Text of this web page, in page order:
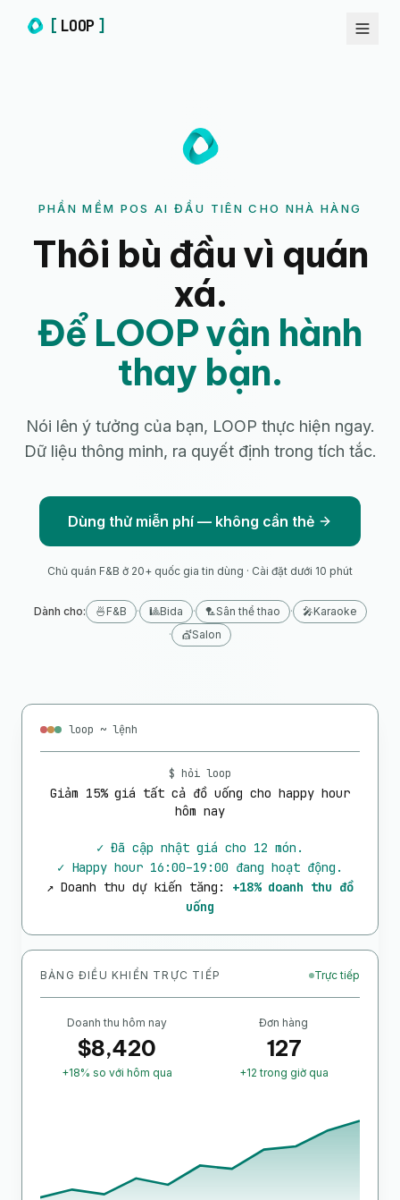
[ LOOP ]
PHẦN MỀM POS AI ĐẦU TIÊN CHO NHÀ HÀNG
Thôi bù đầu vì quán
xá.
Để LOOP vận hành
thay bạn.
Nói lên ý tưởng của bạn, LOOP thực hiện ngay.
Dữ liệu thông minh, ra quyết định trong tích tắc.
Dùng thử miễn phí — không cần thẻ
Chủ quán F&B ở 20+ quốc gia tin dùng · Cài đặt dưới 10 phút
Dành cho: 🍜 F&B · 🎱Bida · 🏸Sân thể thao · 🎤Karaoke
·
💇Salon
loop ~ lệnh
$ hỏi loop
Giảm 15% giá tất cả đồ uống cho happy hour
hôm nay
✓ Đã cập nhật giá cho 12 món.
✓ Happy hour 16:00–19:00 đang hoạt động.
↗ Doanh thu dự kiến tăng:
+18% doanh thu đồ
uống
BẢNG ĐIỀU KHIỂN TRỰC TIẾP Trực tiếp
Doanh thu hôm nay
$8,420
+18% so với hôm qua
Đơn hàng
127
+12 trong giờ qua